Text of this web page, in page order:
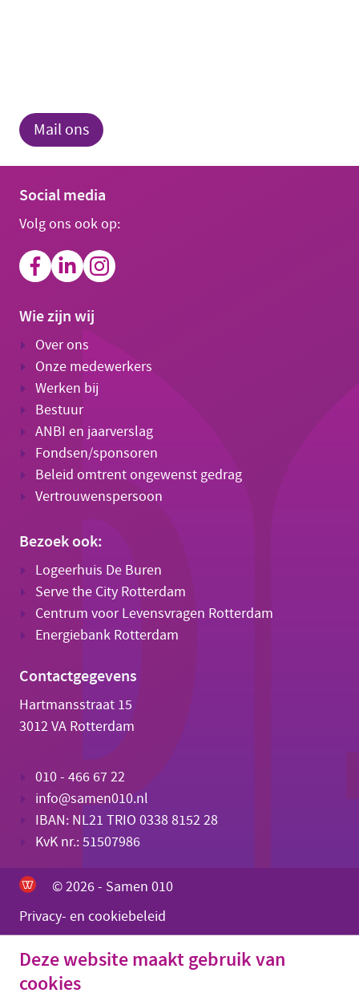
Mail ons
Social media
Volg ons ook op:
Wie zijn wij
Over ons
Onze medewerkers
Werken bij
Bestuur
ANBI en jaarverslag
Fondsen/sponsoren
Beleid omtrent ongewenst gedrag
Vertrouwenspersoon
Bezoek ook:
Logeerhuis De Buren
Serve the City Rotterdam
Centrum voor Levensvragen Rotterdam
Energiebank Rotterdam
Contactgegevens
Hartmansstraat 15
3012 VA Rotterdam
010 - 466 67 22
info@samen010.nl
IBAN: NL21 TRIO 0338 8152 28
KvK nr.: 51507986
© 2026 - Samen 010
Privacy- en cookiebeleid
Deze website maakt gebruik van
cookies